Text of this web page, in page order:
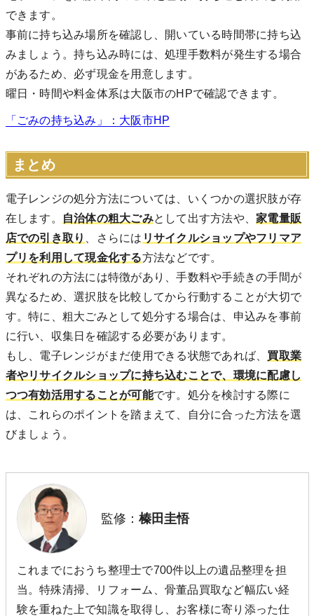
できます。
事前に持ち込み場所を確認し、開いている時間帯に持ち込
みましょう。持ち込み時には、処理手数料が発生する場合
があるため、必ず現金を用意します。
曜日・時間や料金体系は大阪市のHPで確認できます。
「ごみの持ち込み」：大阪市HP
まとめ
電子レンジの処分方法については、いくつかの選択肢が存
在します。
自治体の粗大ごみとして出す方法や、 家電量販
店での引き取り
、さらには リサイクルショップやフリマア
プリを利用して現金化する方法などです。
それぞれの方法には特徴があり、手数料や手続きの手間が
異なるため、選択肢を比較してから行動することが大切で
す。特に、粗大ごみとして処分する場合は、申込みを事前
に行い、収集日を確認する必要があります。
もし、電子レンジがまだ使用できる状態であれば、 買取業
者やリサイクルショップに持ち込むことで、環境に配慮し
つつ有効活用することが可能です。処分を検討する際に
は、これらのポイントを踏まえて、自分に合った方法を選
びましょう。
監修： 榛田圭悟
これまでにおうち整理士で700件以上の遺品整理を担
当。特殊清掃、リフォーム、骨董品買取など幅広い経
験を重ねた上で知識を取得し、お客様に寄り添った仕